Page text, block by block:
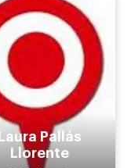
Laura Pallás
Llorente